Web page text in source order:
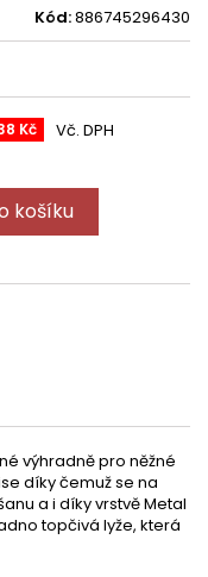
Kód:886745296430
Kč Vč. DPH
košíku
výhradně pro něžné
díky čemuž se na
a i díky vrstvě Metal
topčivá lyže, která